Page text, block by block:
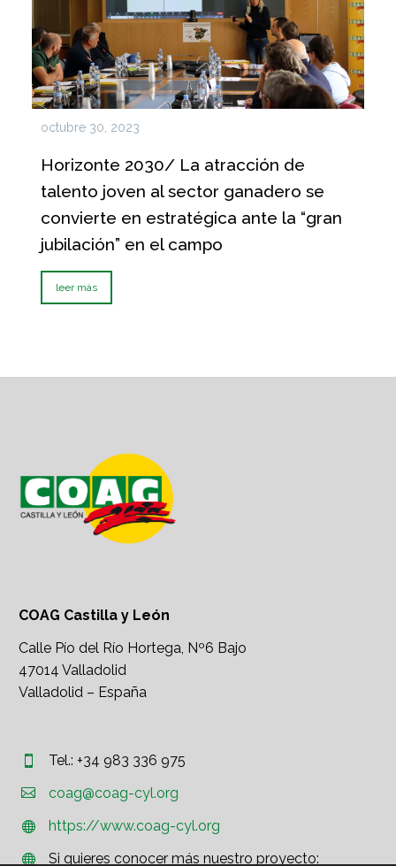
octubre 30, 2023
Horizonte 2030/ La atracción de
talento joven al sector ganadero se
convierte en estratégica ante la “gran
jubilación” en el campo
leer más
COAG Castilla y León
Calle Pío del Río Hortega, Nº6 Bajo
47014 Valladolid
Valladolid – España

 Tel.: +34 983 336 975

 coag@coag-cyl.org

 https://www.coag-cyl.org

 Si quieres conocer más nuestro proyecto: